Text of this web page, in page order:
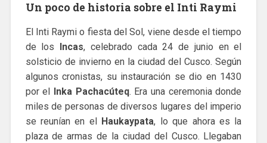
Un poco de historia sobre el Inti Raymi
El Inti Raymi o fiesta del Sol, viene desde el tiempo
de los
Incas, celebrado cada 24 de junio en el
solsticio de invierno en la ciudad del Cusco. Según
algunos cronistas, su instauración se dio en 1430
por el
Inka Pachacúteq. Era una ceremonia donde
miles de personas de diversos lugares del imperio
se reunían en el
Haukaypata, lo que ahora es la
plaza de armas de la ciudad del Cusco. Llegaban